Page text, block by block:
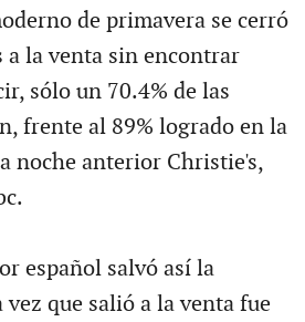
de primavera se cerró
a la venta sin encontrar
sólo un 70.4% de las
frente al 89% logrado en la
noche anterior Christie's,
español salvó así la
vez que salió a la venta fue